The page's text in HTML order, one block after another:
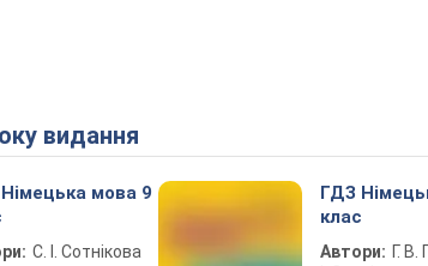
видання
мова 9
С. І. Сотнікова
ГДЗ
клас
Автори: Г. В.